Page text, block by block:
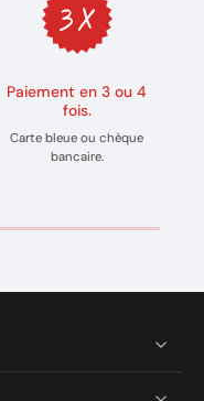
Paiement en 3 ou 4
fois.
Carte bleue ou chèque
bancaire.